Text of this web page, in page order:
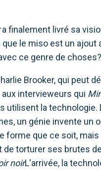
a finalement livré sa
le miso est un ajout
ce genre de choses?
Brooker, qui peut
intervieweurs qui
utilisent la
un génie invente un
forme que ce soit,
de torturer ses brutes
noirL'arrivée, la